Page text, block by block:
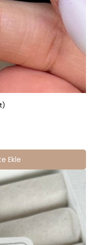
Ekle